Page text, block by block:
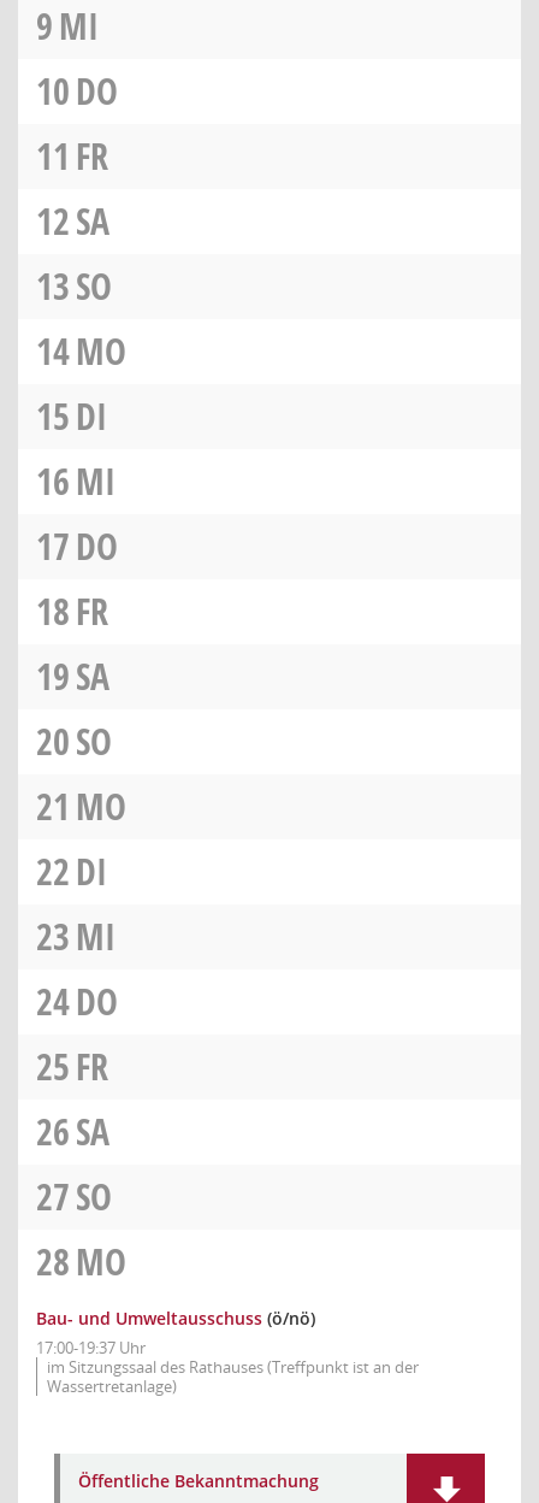
9MI
10DO
11 FR
12SA
13SO
14MO
15DI
16MI
17DO
18FR
19SA
20SO
21 MO
22DI
23MI
24DO
25FR
26SA
27SO
28MO
Bau- und Umweltausschuss (ö/nö)
17:00-19:37 Uhr
im Sitzungssaal des Rathauses (Treffpunkt ist an der
Wassertretanlage)
Öffentliche Bekanntmachung